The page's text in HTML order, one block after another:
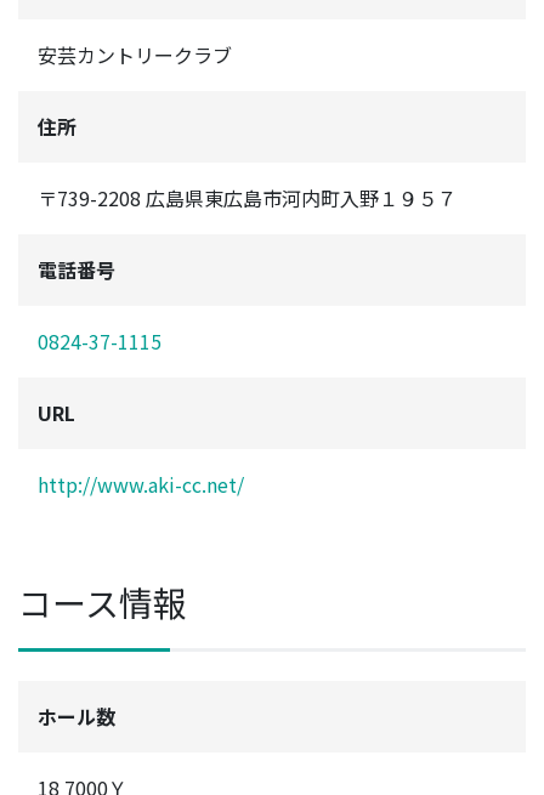
安芸カントリークラブ
住所
〒739-2208 広島県東広島市河内町入野１９５７
電話番号
0824-37-1115
URL
http://www.aki-cc.net/
コース情報
ホール数
18 7000Ｙ